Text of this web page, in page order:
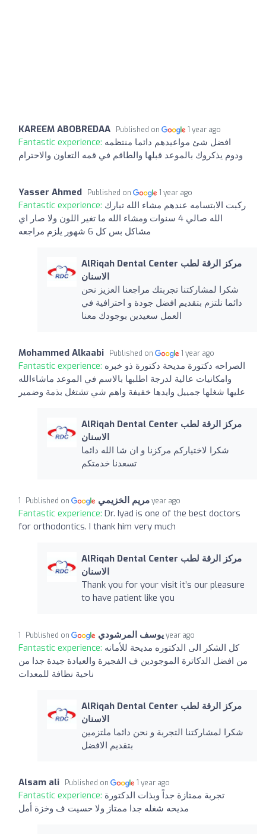
KAREEM ABOBREDAA Published on 1 year ago
Fantastic experience: افضل شئ مواعيدهم دائما منتظمه
ودوم يذكروك بالموعد قبلها والطاقم في قمه التعاون والاحترام
Yasser Ahmed Published on 1 year ago
Fantastic experience: ركبت الابتسامه عندهم مشاء الله تبارك
الله صالي 4 سنوات ومشاء الله ما تغير اللون ولا صار اي
مشاكل بس كل 6 شهور يلزم مراجعه
AlRiqah Dental Center مركز الرقة لطب
الاسنان
شكرا لمشاركتنا تجربتك مراجعنا العزيز نحن
دائما نلتزم بتقديم افضل جودة و احترافية في
العمل سعيدين بوجودك معنا
Mohammed Alkaabi Published on 1 year ago
Fantastic experience: الصراحه دكتورة مديحة دكتورة ذو خبره
وامكانيات عالية لدرجة اطلبها بالاسم في الموعد ماشاءالله
عليها شغلها جمييل وايدها خفيفة واهم شي تشتغل بذمة وضمير
AlRiqah Dental Center مركز الرقة لطب
الاسنان
شكرا لاختياركم مركزنا و ان شا الله دائما
تسعدنا خدمتكم
مريم الخزيمي Published on 1 year ago
Fantastic experience: Dr. Iyad is one of the best doctors
for orthodontics. I thank him very much
AlRiqah Dental Center مركز الرقة لطب
الاسنان
Thank you for your visit it’s our pleasure
to have patient like you
يوسف المرشودي Published on 1 year ago
Fantastic experience: كل الشكر الى الدكتوره مديحة للأمانه
من افضل الدكاترة الموجودين ف الفجيرة والعيادة جيدة جدا من
ناحية نظافة للمعدات
AlRiqah Dental Center مركز الرقة لطب
الاسنان
شكرا لمشاركتنا التجربة و نحن دائما ملتزمين
بتقديم الافضل
Alsam ali Published on 1 year ago
Fantastic experience: تجربة ممتازة جداً وبذات الدكتورة
مديحه شغله جدا ممتاز ولا حسيت ف وخزة أمل